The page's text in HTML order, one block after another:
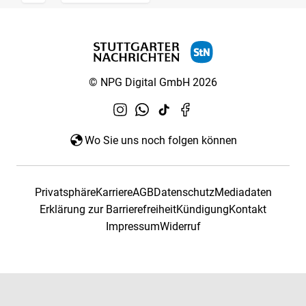
© NPG Digital GmbH 2026
Wo Sie uns noch folgen können
PrivatsphäreKarriereAGBDatenschutzMediadaten
Erklärung zur BarrierefreiheitKündigungKontakt
ImpressumWiderruf